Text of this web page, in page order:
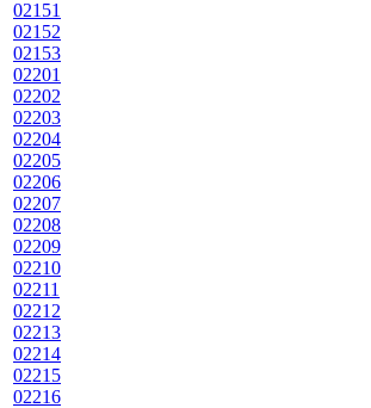
02151
02152
02153
02201
02202
02203
02204
02205
02206
02207
02208
02209
02210
02211
02212
02213
02214
02215
02216